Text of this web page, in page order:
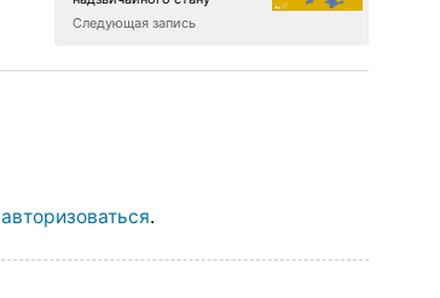
Следующая запись
авторизоваться.